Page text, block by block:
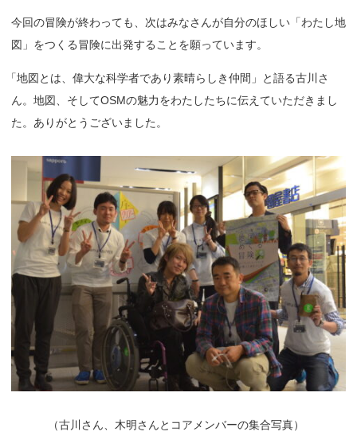
今回の冒険が終わっても、次はみなさんが自分のほしい「わたし地
図」をつくる冒険に出発することを願っています。
「地図とは、偉大な科学者であり素晴らしき仲間」と語る古川さ
ん。地図、そしてOSMの魅力をわたしたちに伝えていただきまし
た。ありがとうございました。
（古川さん、木明さんとコアメンバーの集合写真）